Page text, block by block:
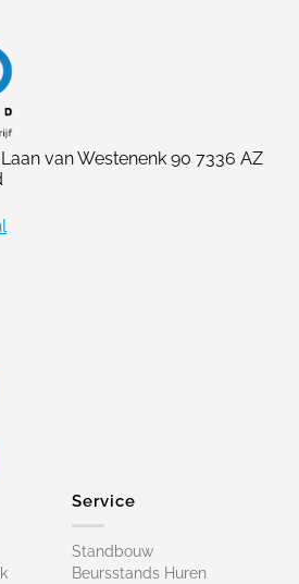
van Westenenk 90 7336 AZ
Service
Standbouw
Beursstands Huren